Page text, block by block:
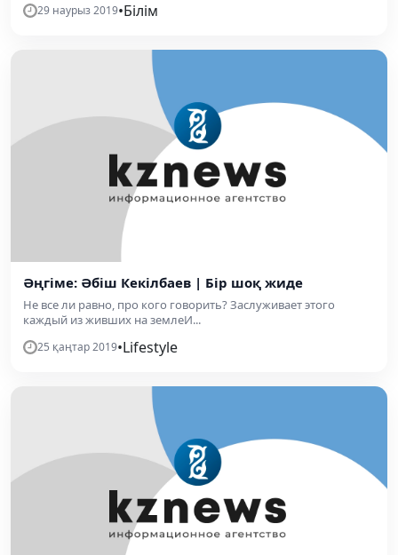
29 наурыз 2019•Білім
Әңгіме: Әбіш Кекілбаев | Бір шоқ жиде
Не все ли равно, про кого говорить? Заслуживает этого
каждый из живших на землеИ...
25 қаңтар 2019•Lifestyle